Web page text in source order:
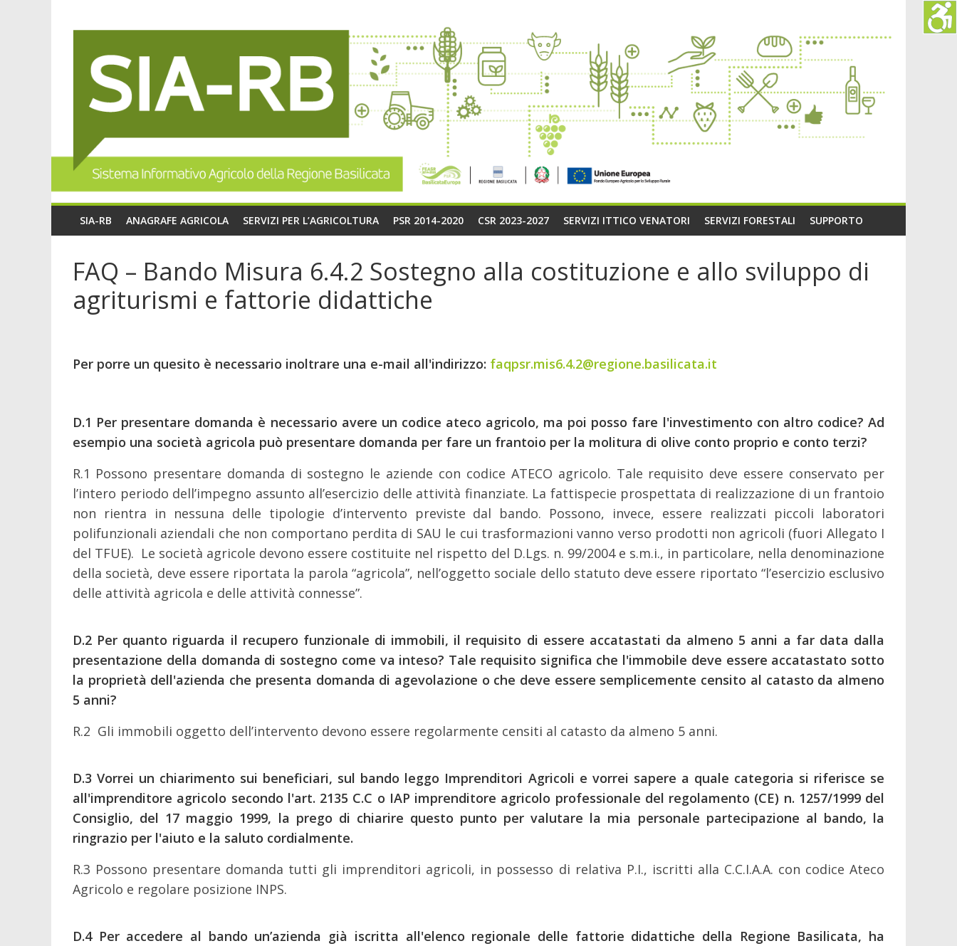
SIA-RB ANAGRAFE AGRICOLA SERVIZI PER L’AGRICOLTURA PSR 2014-2020 CSR 2023-2027 SERVIZI ITTICO VENATORI SERVIZI FORESTALI SUPPORTO
FAQ – Bando Misura 6.4.2 Sostegno alla costituzione e allo sviluppo di
agriturismi e fattorie didattiche
Per porre un quesito è necessario inoltrare una e-mail all'indirizzo: faqpsr.mis6.4.2@regione.basilicata.it
D.1 Per presentare domanda è necessario avere un codice ateco agricolo, ma poi posso fare l'investimento con altro codice? Ad
esempio una società agricola può presentare domanda per fare un frantoio per la molitura di olive conto proprio e conto terzi?
R.1 Possono presentare domanda di sostegno le aziende con codice ATECO agricolo. Tale requisito deve essere conservato per
l’intero periodo dell’impegno assunto all’esercizio delle attività finanziate. La fattispecie prospettata di realizzazione di un frantoio
non rientra in nessuna delle tipologie d’intervento previste dal bando. Possono, invece, essere realizzati piccoli laboratori
polifunzionali aziendali che non comportano perdita di SAU le cui trasformazioni vanno verso prodotti non agricoli (fuori Allegato I
del TFUE). Le società agricole devono essere costituite nel rispetto del D.Lgs. n. 99/2004 e s.m.i., in particolare, nella denominazione
della società, deve essere riportata la parola “agricola”, nell’oggetto sociale dello statuto deve essere riportato “l’esercizio esclusivo
delle attività agricola e delle attività connesse”.
D.2 Per quanto riguarda il recupero funzionale di immobili, il requisito di essere accatastati da almeno 5 anni a far data dalla
presentazione della domanda di sostegno come va inteso? Tale requisito significa che l'immobile deve essere accatastato sotto
la proprietà dell'azienda che presenta domanda di agevolazione o che deve essere semplicemente censito al catasto da almeno
5 anni?
R.2 Gli immobili oggetto dell’intervento devono essere regolarmente censiti al catasto da almeno 5 anni.
D.3 Vorrei un chiarimento sui beneficiari, sul bando leggo Imprenditori Agricoli e vorrei sapere a quale categoria si riferisce se
all'imprenditore agricolo secondo l'art. 2135 C.C o IAP imprenditore agricolo professionale del regolamento (CE) n. 1257/1999 del
Consiglio, del 17 maggio 1999, la prego di chiarire questo punto per valutare la mia personale partecipazione al bando, la
ringrazio per l'aiuto e la saluto cordialmente.
R.3 Possono presentare domanda tutti gli imprenditori agricoli, in possesso di relativa P.I., iscritti alla C.C.I.A.A. con codice Ateco
Agricolo e regolare posizione INPS.
D.4Per accedere al bando un’azienda già iscritta all'elenco regionale delle fattorie didattiche della Regione Basilicata, ha